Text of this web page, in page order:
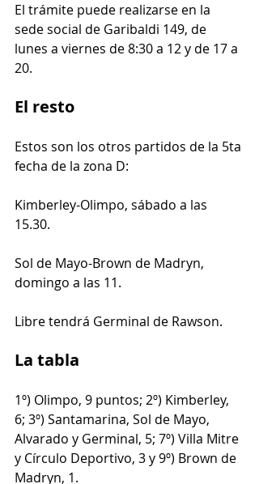
El trámite puede realizarse en la
sede social de Garibaldi 149, de
lunes a viernes de 8:30 a 12 y de 17 a
20.
El resto
Estos son los otros partidos de la 5ta
fecha de la zona D:
Kimberley-Olimpo, sábado a las
15.30.
Sol de Mayo-Brown de Madryn,
domingo a las 11.
Libre tendrá Germinal de Rawson.
La tabla
1º) Olimpo, 9 puntos; 2º) Kimberley,
6; 3º) Santamarina, Sol de Mayo,
Alvarado y Germinal, 5; 7º) Villa Mitre
y Círculo Deportivo, 3 y 9º) Brown de
Madryn, 1.